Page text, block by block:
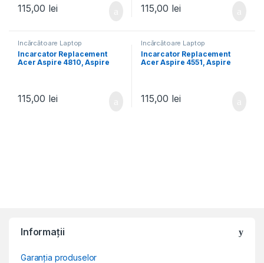
4333
115,00 lei
5745g
115,00 lei
Încărcătoare Laptop
Incarcator Replacement
Acer Aspire 4810, Aspire
4820 Timeline
115,00 lei
Încărcătoare Laptop
Incarcator Replacement
Acer Aspire 4551, Aspire
4625G, Aspire 4730
115,00 lei
Informații
Garanția produselor